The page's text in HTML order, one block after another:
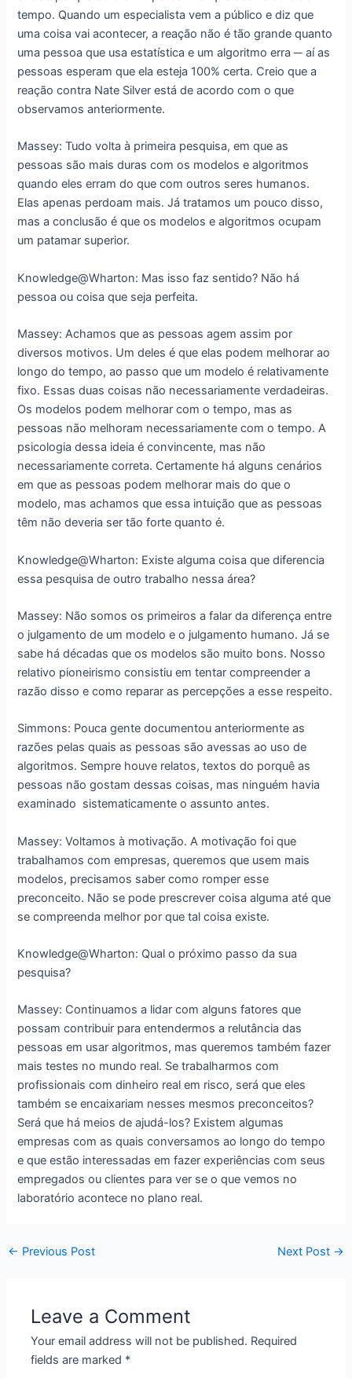
tempo. Quando um especialista vem a público e diz que
uma coisa vai acontecer, a reação não é tão grande quanto
uma pessoa que usa estatística e um algoritmo erra ─ aí as
pessoas esperam que ela esteja 100% certa. Creio que a
reação contra Nate Silver está de acordo com o que
observamos anteriormente.
Massey: Tudo volta à primeira pesquisa, em que as
pessoas são mais duras com os modelos e algoritmos
quando eles erram do que com outros seres humanos.
Elas apenas perdoam mais. Já tratamos um pouco disso,
mas a conclusão é que os modelos e algoritmos ocupam
um patamar superior.
Knowledge@Wharton: Mas isso faz sentido? Não há
pessoa ou coisa que seja perfeita.
Massey: Achamos que as pessoas agem assim por
diversos motivos. Um deles é que elas podem melhorar ao
longo do tempo, ao passo que um modelo é relativamente
fixo. Essas duas coisas não necessariamente verdadeiras.
Os modelos podem melhorar com o tempo, mas as
pessoas não melhoram necessariamente com o tempo. A
psicologia dessa ideia é convincente, mas não
necessariamente correta. Certamente há alguns cenários
em que as pessoas podem melhorar mais do que o
modelo, mas achamos que essa intuição que as pessoas
têm não deveria ser tão forte quanto é.
Knowledge@Wharton: Existe alguma coisa que diferencia
essa pesquisa de outro trabalho nessa área?
Massey: Não somos os primeiros a falar da diferença entre
o julgamento de um modelo e o julgamento humano. Já se
sabe há décadas que os modelos são muito bons. Nosso
relativo pioneirismo consistiu em tentar compreender a
razão disso e como reparar as percepções a esse respeito.
Simmons: Pouca gente documentou anteriormente as
razões pelas quais as pessoas são avessas ao uso de
algoritmos. Sempre houve relatos, textos do porquê as
pessoas não gostam dessas coisas, mas ninguém havia
examinado sistematicamente o assunto antes.
Massey: Voltamos à motivação. A motivação foi que
trabalhamos com empresas, queremos que usem mais
modelos, precisamos saber como romper esse
preconceito. Não se pode prescrever coisa alguma até que
se compreenda melhor por que tal coisa existe.
Knowledge@Wharton: Qual o próximo passo da sua
pesquisa?
Massey: Continuamos a lidar com alguns fatores que
possam contribuir para entendermos a relutância das
pessoas em usar algoritmos, mas queremos também fazer
mais testes no mundo real. Se trabalharmos com
profissionais com dinheiro real em risco, será que eles
também se encaixariam nesses mesmos preconceitos?
Será que há meios de ajudá-los? Existem algumas
empresas com as quais conversamos ao longo do tempo
e que estão interessadas em fazer experiências com seus
empregados ou clientes para ver se o que vemos no
laboratório acontece no plano real.
← Previous Post Next Post →
Leave a Comment
Your email address will not be published. Required
fields are marked *